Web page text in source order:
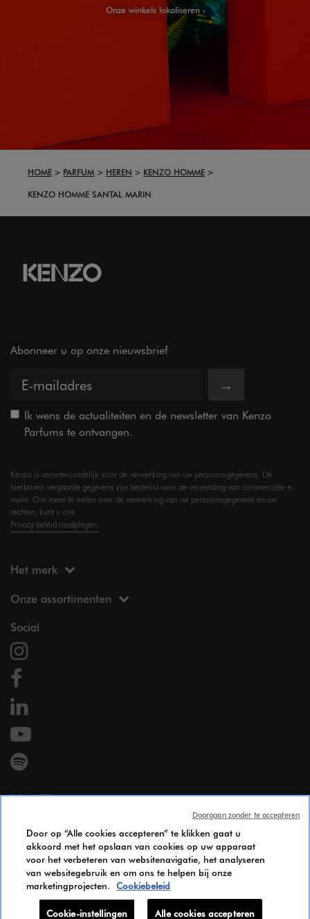
Onze winkels lokaliseren
HOME PARFUM HEREN
KENZO HOMME
KENZO HOMME SANTAL MARIN
Abonneer u op onze nieuwsbrief
→
Ik wens de actualiteiten en de newsletter van Kenzo
Parfums te ontvangen.
Kenzo is verantwoordelijk voor de verwerking van uw persoonsgegevens. De
hierboven vergaarde gegevens zijn bestemd voor de verzending van commerciële e-
mails. Om meer te weten over de verwerking van uw persoonsgegevens en uw
rechten, kunt u ons
Privacy beleid raadplegen.
Het merk
Onze assortimenten
Social
Wettelijk
Persoonsgegevens
Cookie Policy
Gendergelijkheid Index
Candidates Information Notice
Bereikbaarheid
Door op “Alle cookies accepteren” te klikken gaat u
akkoord met het opslaan van cookies op uw apparaat
voor het verbeteren van websitenavigatie, het analyseren
van websitegebruik en om ons te helpen bij onze
marketingprojecten.
Cookiebeleid
Cookie-instellingen Alle cookies accepteren
Doorgaan zonder te accepteren